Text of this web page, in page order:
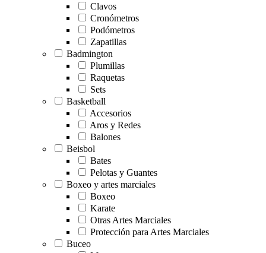
Clavos
Cronómetros
Podómetros
Zapatillas
Badmington
Plumillas
Raquetas
Sets
Basketball
Accesorios
Aros y Redes
Balones
Beisbol
Bates
Pelotas y Guantes
Boxeo y artes marciales
Boxeo
Karate
Otras Artes Marciales
Protección para Artes Marciales
Buceo